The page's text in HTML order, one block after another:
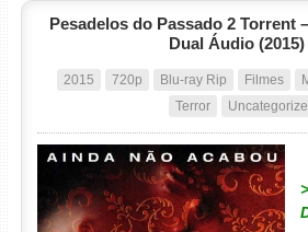
Pesadelos do Passado 2 Torrent
Dual Áudio (2015)
2015 720p Blu-ray Rip Filmes
Terror